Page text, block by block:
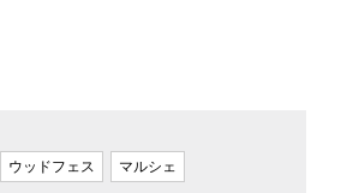
ウッドフェス マルシェ